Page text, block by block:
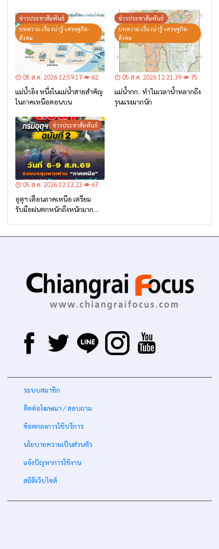
– เตรียมการอพยพ”
ข่าวประชาสัมพันธ์
บทความ-เรื่องน่ารู้-เศรษฐกิจ-
สังคม
05 ส.ค. 2026 12:59:17 62
แม่น้ำอิง หนึ่งในแม่น้ำสายสำคัญ
ในภาคเหนือตอนบน
ข่าวประชาสัมพันธ์
บทความ-เรื่องน่ารู้-เศรษฐกิจ-
สังคม
05 ส.ค. 2026 12:21:39 75
แม่น้ำกก.. ทำไมเวลาน้ำหลากถึง
รุนแรงมากนัก
ข่าวประชาสัมพันธ์
05 ส.ค. 2026 12:12:23 67
อุตุฯ เตือนภาคเหนือ เตรียม
รับมือฝนตกหนักถึงหนักมาก
ระบบสมาชิก
ติดต่อโฆษณา / สอบถาม
ข้อตกลงการใช้บริการ
นโยบายความเป็นส่วนตัว
แจ้งปัญหาการใช้งาน
สถิติเว็บไซต์